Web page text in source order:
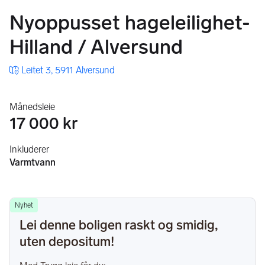
Nyoppusset hageleilighet-
Hilland /​ Alversund
Leitet 3, 5911 Alversund
Månedsleie
17 000 kr
Inkluderer
Varmtvann
Nyhet
Lei denne boligen raskt og smidig,
uten depositum!